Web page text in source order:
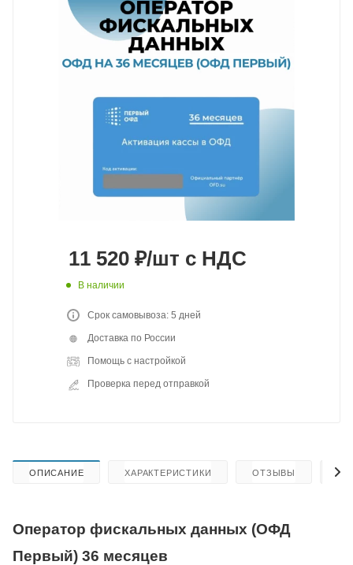
11 520 ₽/шт с НДС
В наличии
Срок самовывоза: 5 дней
Доставка по России
Помощь с настройкой
Проверка перед отправкой
ОПИСАНИЕ ХАРАКТЕРИСТИКИ ОТЗЫВЫ
Оператор фискальных данных (ОФД
Первый) 36 месяцев